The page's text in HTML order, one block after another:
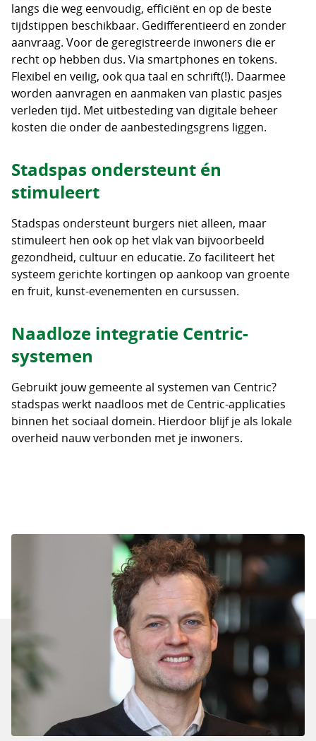
langs die weg eenvoudig, efficiënt en op de beste
tijdstippen beschikbaar. Gedifferentieerd en zonder
aanvraag. Voor de geregistreerde inwoners die er
recht op hebben dus. Via smartphones en tokens.
Flexibel en veilig, ook qua taal en schrift(!). Daarmee
worden aanvragen en aanmaken van plastic pasjes
verleden tijd. Met uitbesteding van digitale beheer
kosten die onder de aanbestedingsgrens liggen.
Stadspas ondersteunt én
stimuleert
Stadspas ondersteunt burgers niet alleen, maar
stimuleert hen ook op het vlak van bijvoorbeeld
gezondheid, cultuur en educatie. Zo faciliteert het
systeem gerichte kortingen op aankoop van groente
en fruit, kunst-evenementen en cursussen.
Naadloze integratie Centric-
systemen
Gebruikt jouw gemeente al systemen van Centric?
stadspas werkt naadloos met de Centric-applicaties
binnen het sociaal domein. Hierdoor blijf je als lokale
overheid nauw verbonden met je inwoners.